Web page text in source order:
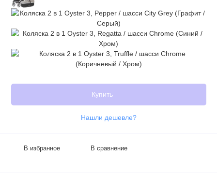
Купить
Нашли дешевле?
В избранное В сравнение